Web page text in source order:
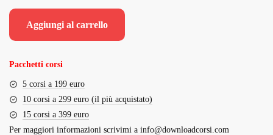
originale
Aggiungi al carrello
Pacchetti corsi
5 corsi a 199 euro
10 corsi a 299 euro (il più acquistato)
15 corsi a 399 euro
Per maggiori informazioni scrivimi a info@downloadcorsi.com